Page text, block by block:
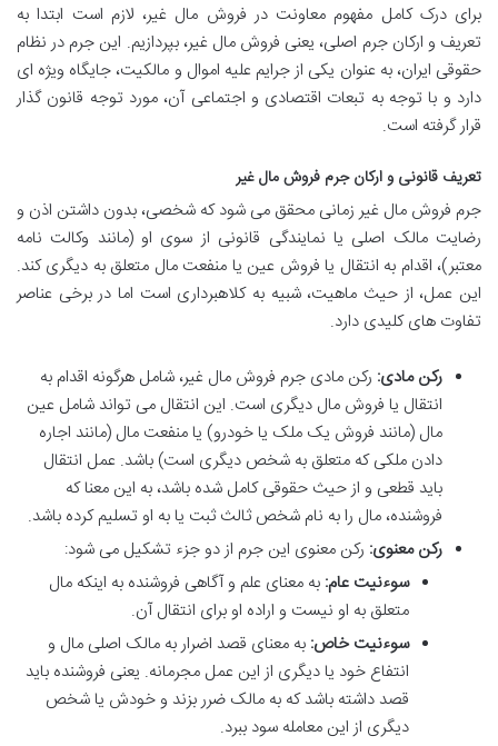
برای درک کامل مفهوم معاونت در فروش مال غیر، لازم است ابتدا به
تعریف و ارکان جرم اصلی، یعنی فروش مال غیر، بپردازیم. این جرم در نظام
حقوقی ایران، به عنوان یکی از جرایم علیه اموال و مالکیت، جایگاه ویژه ای
دارد و با توجه به تبعات اقتصادی و اجتماعی آن، مورد توجه قانون گذار
قرار گرفته است.
تعریف قانونی و ارکان جرم فروش مال غیر
جرم فروش مال غیر زمانی محقق می شود که شخصی، بدون داشتن اذن و
رضایت مالک اصلی یا نمایندگی قانونی از سوی او (مانند وکالت نامه
معتبر)، اقدام به انتقال یا فروش عین یا منفعت مال متعلق به دیگری کند.
این عمل، از حیث ماهیت، شبیه به کلاهبرداری است اما در برخی عناصر
تفاوت های کلیدی دارد.
رکن مادی: رکن مادی جرم فروش مال غیر، شامل هرگونه اقدام به
انتقال یا فروش مال دیگری است. این انتقال می تواند شامل عین
مال (مانند فروش یک ملک یا خودرو) یا منفعت مال (مانند اجاره
دادن ملکی که متعلق به شخص دیگری است) باشد. عمل انتقال
باید قطعی و از حیث حقوقی کامل شده باشد، به این معنا که
فروشنده، مال را به نام شخص ثالث ثبت یا به او تسلیم کرده باشد.
رکن معنوی: رکن معنوی این جرم از دو جزء تشکیل می شود:
سوءنیت عام: به معنای علم و آگاهی فروشنده به اینکه مال
متعلق به او نیست و اراده او برای انتقال آن.
سوءنیت خاص: به معنای قصد اضرار به مالک اصلی مال و
انتفاع خود یا دیگری از این عمل مجرمانه. یعنی فروشنده باید
قصد داشته باشد که به مالک ضرر بزند و خودش یا شخص
دیگری از این معامله سود ببرد.